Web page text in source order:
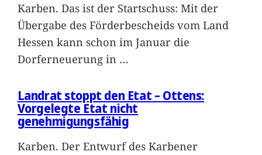
Karben. Das ist der Startschuss: Mit der
Übergabe des Förderbescheids vom Land
Hessen kann schon im Januar die
Dorferneuerung in …
Landrat stoppt den Etat – Ottens:
Vorgelegte Etat nicht
genehmigungsfähig
Karben. Der Entwurf des Karbener